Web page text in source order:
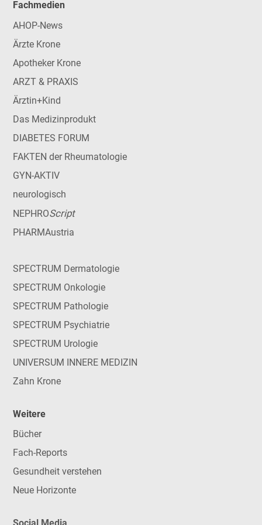
Fachmedien
AHOP-News
Ärzte Krone
Apotheker Krone
ARZT & PRAXIS
Ärztin+Kind
Das Medizinprodukt
DIABETES FORUM
FAKTEN der Rheumatologie
GYN-AKTIV
neurologisch
NEPHROScript
PHARMAustria
SPECTRUM Dermatologie
SPECTRUM Onkologie
SPECTRUM Pathologie
SPECTRUM Psychiatrie
SPECTRUM Urologie
UNIVERSUM INNERE MEDIZIN
Zahn Krone
Weitere
Bücher
Fach-Reports
Gesundheit verstehen
Neue Horizonte